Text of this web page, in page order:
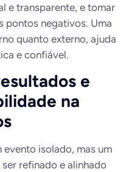
e transparente, e tomar
pontos negativos. Uma
quanto externo, ajuda
e confiável.
e
na
isolado, mas um
refinado e alinhado